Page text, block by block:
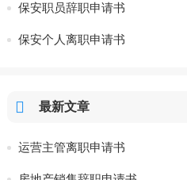
保安职员辞职申请书
保安个人离职申请书
最新文章
运营主管离职申请书